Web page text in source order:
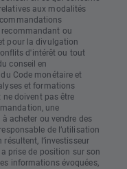
aux modalités
ou
pour la divulgation
d'intérêt ou tout
conseil en
Code monétaire et
et formations
doivent pas être
une
acheter ou vendre des
de l’utilisation
l’investisseur
prise de position sur son
informations évoquées,